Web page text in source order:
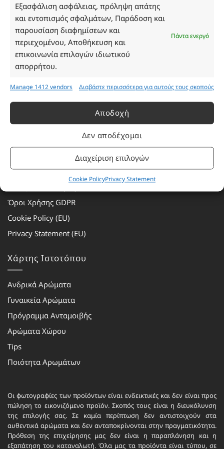
Εξασφάλιση ασφάλειας, πρόληψη απάτης
και εντοπισμός σφαλμάτων, Παράδοση και
παρουσίαση διαφημίσεων και
περιεχομένου, Αποθήκευση και
επικοινωνία επιλογών ιδιωτικού
απορρήτου.
Πάντα ενεργό
Manage 1412 vendors Διαβάστε περισσότερα για αυτούς τους σκοπούς
Αποδοχή
Δεν αποδέχομαι
Διαχείριση επιλογών
Cookie PolicyPrivacy Statement
Τρίτη: 08:30–16:30
Τετάρτη: 08:30–16:30
Πέμπτη: 08:30–16:30
Παρασκευή: 08:30–16:30
Σάββατο - Κυριακή: Κλειστά
Πληροφορίες
Πρόγραμμα Ανταμοιβής
Τρόποι Αποστολής
Όροι Χρήσης GDPR
Cookie Policy (EU)
Privacy Statement (EU)
Χάρτης Ιστοτόπου
Ανδρικά Αρώματα
Γυναικεία Αρώματα
Πρόγραμμα Ανταμοιβής
Αρώματα Χώρου
Tips
Ποιότητα Αρωμάτων
Οι φωτογραφίες των προϊόντων είναι ενδεικτικές και δεν είναι προς
πώληση το εικονιζόμενο προϊόν. Σκοπός τους είναι η διευκόλυνση
της επιλογής σας. Σε καμία περίπτωση δεν αντιστοιχούν στα
αυθεντικά αρώματα και δεν ανταποκρίνονται στην πραγματικότητα.
Πρόθεση της επιχείρησης μας δεν είναι η παραπλάνηση και η
εξαπάτηση του καταναλωτή. Όλα μας τα προϊόντα είναι τύπου, σε